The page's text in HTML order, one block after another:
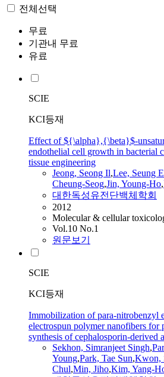
전체선택
무료
기관내 무료
유료
SCIE
KCI등재
Effect of ${\alpha},{\beta}$-
endothelial cell growth in bacterial
tissue engineering
Jeong, Seong Il,Lee, Seung
Cheung-Seog,Jin, Young-Ho,
대한독성유전단백체학회
2012
Molecular & cellular
Vol.10 No.1
원문보기
SCIE
KCI등재
Immobilization of para-nitrobenzyl
electrospun polymer nanofibers for
synthesis of cephalosporin-derived
Sekhon, Simranjeet Singh,
Young,Park, Tae Sun,Kwon,
Chul,Min, Jiho,Kim, Yang-